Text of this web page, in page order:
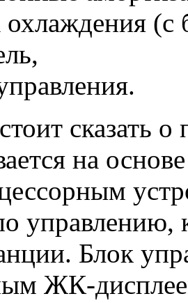
охлаждения (с
сказать
на
управлению,
Блок
ЖК-